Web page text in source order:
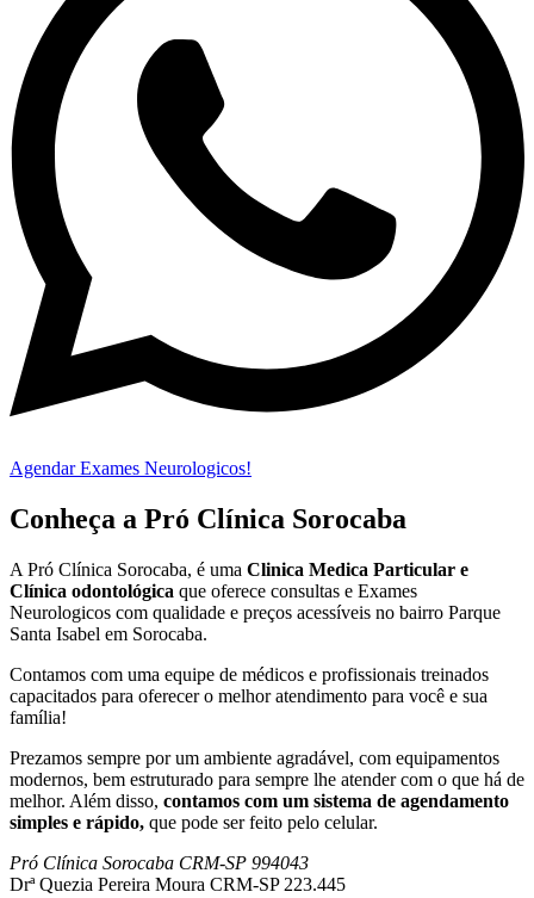
Agendar Exames Neurologicos!
Conheça a Pró Clínica Sorocaba
A Pró Clínica Sorocaba, é uma Clinica Medica Particular e
Clínica odontológica que oferece consultas e Exames
Neurologicos com qualidade e preços acessíveis no bairro Parque
Santa Isabel em Sorocaba.
Contamos com uma equipe de médicos e profissionais treinados
capacitados para oferecer o melhor atendimento para você e sua
família!
Prezamos sempre por um ambiente agradável, com equipamentos
modernos, bem estruturado para sempre lhe atender com o que há de
melhor. Além disso, contamos com um sistema de agendamento
simples e rápido, que pode ser feito pelo celular.
Pró Clínica Sorocaba CRM-SP 994043
Drª Quezia Pereira Moura CRM-SP 223.445